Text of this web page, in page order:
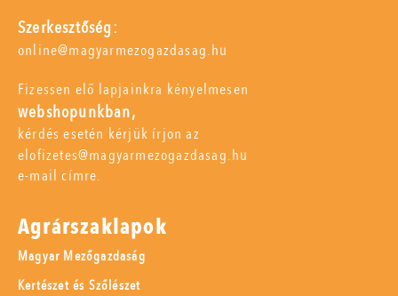
Szerkesztőség:
online@magyarmezogazdasag.hu
Fizessen elő lapjainkra kényelmesen
webshopunkban,
kérdés esetén kérjük írjon az
elofizetes@magyarmezogazdasag.hu
e-mail címre.
Agrárszaklapok
Magyar Mezőgazdaság
Kertészet és Szőlészet